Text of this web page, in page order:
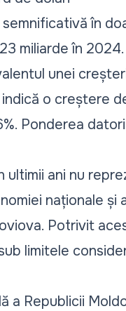
în
miliarde în
unei
o creștere
Ponderea
ani nu
naționale și
Potrivit
limitele
a Republicii